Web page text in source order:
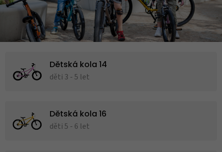
Dětská kola 14
děti 3 - 5 let
Dětská kola 16
děti 5 - 6 let